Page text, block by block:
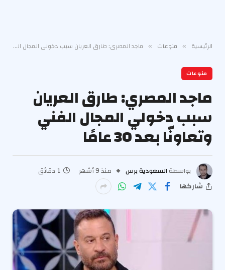
الرئيسية » منوعات » ماجد المصري: طارق العريان سبب دخولي المجال الفني وتعاونّا بعد 30 عامًا
منوعات
ماجد المصري: طارق العريان
سبب دخولي المجال الفني
وتعاونّا بعد 30 عامًا
بواسطة السعودية برس منذ 9 أشهر
1 دقائق
شاركها